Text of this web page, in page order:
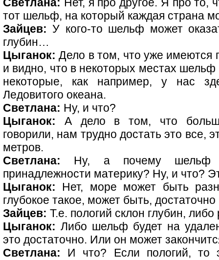
тот шельф, на который каждая страна
Зайцев: У кого-то шельф может
глубин…
Цыганок: Дело в том, что уже имеются
и видно, что в некоторых местах шельф
некоторые, как например, у нас
Ледовитого океана.
Светлана: Ну, и что?
Цыганок: А дело в том, что
говорили, нам трудно достать это все,
метров.
Светлана: Ну, а почему шельф
принадлежности материку? Ну, и что?
Цыганок: Нет, море может быть
глубокое такое, может быть, достаточно
Зайцев: Т.е. пологий склон глубин, либо
Цыганок: Либо шельф будет на
это достаточно. Или он может
Светлана: И что? Если пологий, то